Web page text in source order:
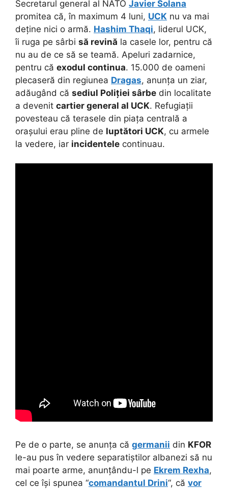
Secretarul general al NATO Javier Solana
promitea că, în maximum 4 luni, UCK nu va mai
deține nici o armă. Hashim Thaqi, liderul UCK,
îi ruga pe sârbi să revină la casele lor, pentru că
nu au de ce să se teamă. Apeluri zadarnice,
pentru că exodul continua. 15.000 de oameni
plecaseră din regiunea Dragas, anunța un ziar,
adăugând că sediul Poliției sârbe din localitate
a devenit cartier general al UCK. Refugiații
povesteau că terasele din piața centrală a
orașului erau pline de luptători UCK, cu armele
la vedere, iar incidentele continuau.
Pe de o parte, se anunța că germanii din KFOR
le-au pus în vedere separatiștilor albanezi să nu
mai poarte arme, anunțându-l pe Ekrem Rexha,
cel ce își spunea “comandantul Drini“, că vor